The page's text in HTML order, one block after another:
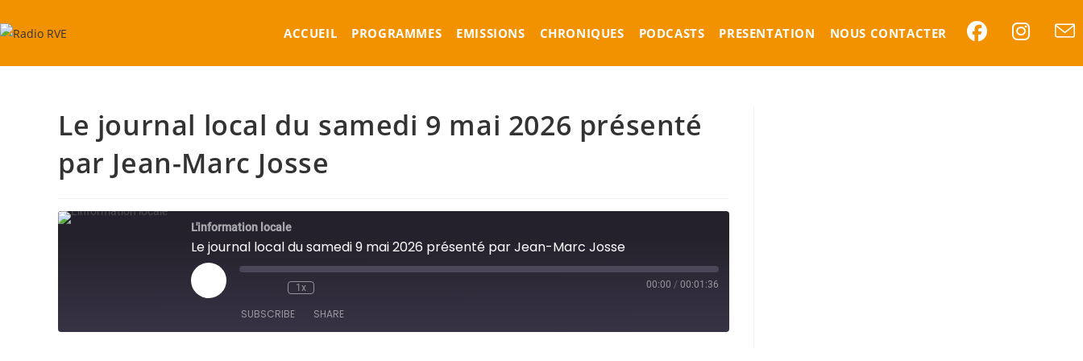
to
ACCUEIL PROGRAMMES EMISSIONS CHRONIQUES PODCASTS PRESENTATION NOUS CONTACTER
Le journal local du samedi 9 mai 2026 présenté
par Jean-Marc Josse
L'information locale
Le journal local du samedi 9 mai 2026 présenté par Jean-Marc Josse
Play
Episode
1x 00:00 / 00:01:36
SUBSCRIBE SHARE